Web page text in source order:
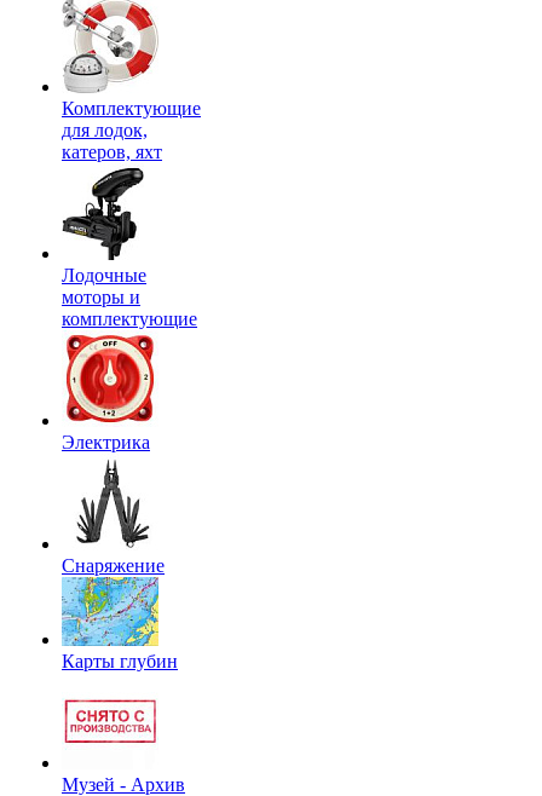
Комплектующие
для лодок,
катеров, яхт
Лодочные
моторы и
комплектующие
Электрика
Снаряжение
Карты глубин
Музей - Архив